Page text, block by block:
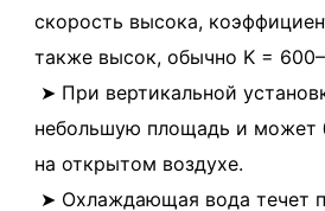
скорость высока,
также высок, обычно K =
небольшую площадь и может
на открытом воздухе.